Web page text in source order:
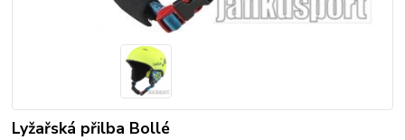
Lyžařská přilba Bollé